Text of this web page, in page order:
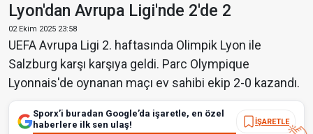
Lyon'dan Avrupa Ligi'nde 2'de 2
02 Ekim 2025 23:58
UEFA Avrupa Ligi 2. haftasında Olimpik Lyon ile
Salzburg karşı karşıya geldi. Parc Olympique
Lyonnais'de oynanan maçı ev sahibi ekip 2-0 kazandı.
Sporx’i buradan Google’da işaretle, en özel
haberlere ilk sen ulaş!
İŞARETLE